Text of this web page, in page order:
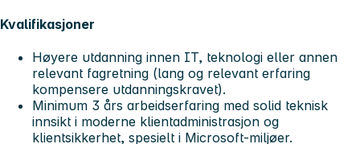
Kvalifikasjoner
Høyere utdanning innen IT, teknologi eller annen
relevant fagretning (lang og relevant erfaring
kompensere utdanningskravet).
Minimum 3 års arbeidserfaring med solid teknisk
innsikt i moderne klientadministrasjon og
klientsikkerhet, spesielt i Microsoft-miljøer.